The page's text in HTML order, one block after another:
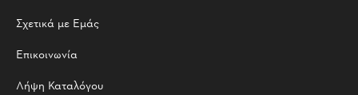
Σχετικά με Εμάς
Επικοινωνία
Λήψη Καταλόγου